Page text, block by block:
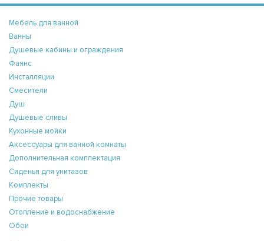
Мебель для ванной
Ванны
Душевые кабины и ограждения
Фаянс
Инсталляции
Смесители
Душ
Душевые сливы
Кухонные мойки
Аксессуары для ванной комнаты
Дополнительная комплектация
Сиденья для унитазов
Комплекты
Прочие товары
Отопление и водоснабжение
Обои